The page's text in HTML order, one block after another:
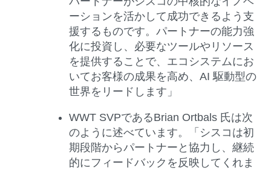
ーションを活かして成功できるよう支
援するものです。パートナーの能力強
化に投資し、必要なツールやリソース
を提供することで、エコシステムにお
いてお客様の成果を高め、AI 駆動型の
世界をリードします」
WWT SVPであるBrian Ortbals 氏は次
のように述べています。「シスコは初
期段階からパートナーと協力し、継続
的にフィードバックを反映してくれま